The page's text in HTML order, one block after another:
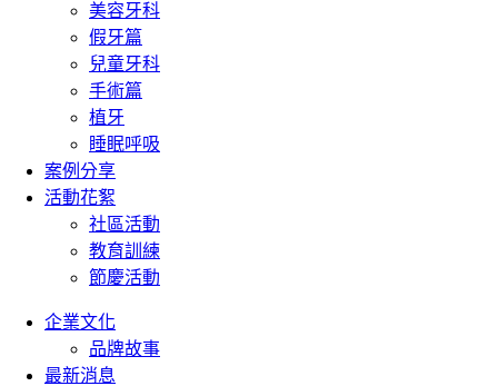
美容牙科
假牙篇
兒童牙科
手術篇
植牙
睡眠呼吸
案例分享
活動花絮
社區活動
教育訓練
節慶活動
企業文化
品牌故事
最新消息